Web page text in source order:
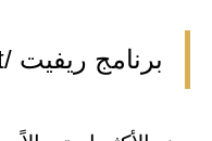
برنامج ريفيت /Revit/